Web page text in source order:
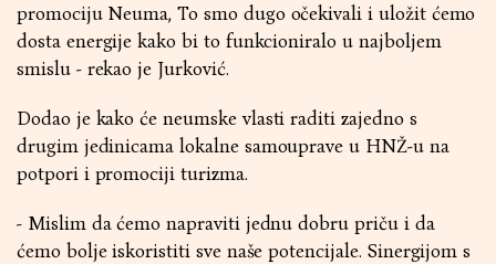
promociju Neuma, To smo dugo očekivali i uložit ćemo
dosta energije kako bi to funkcioniralo u najboljem
smislu - rekao je Jurković.
Dodao je kako će neumske vlasti raditi zajedno s
drugim jedinicama lokalne samouprave u HNŽ-u na
potpori i promociji turizma.
- Mislim da ćemo napraviti jednu dobru priču i da
ćemo bolje iskoristiti sve naše potencijale. Sinergijom s